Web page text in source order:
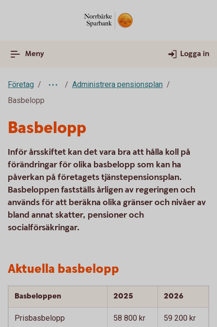
Meny Logga in
Företag
Administrera pensionsplan
Basbelopp
Basbelopp
Inför årsskiftet kan det vara bra att hålla koll på
förändringar för olika basbelopp som kan ha
påverkan på företagets tjänstepensionsplan.
Basbeloppen fastställs årligen av regeringen och
används för att beräkna olika gränser och nivåer av
bland annat skatter, pensioner och
socialförsäkringar.
Aktuella basbelopp
Basbeloppen 2025 2026
Prisbasbelopp 58 800 kr 59 200 kr